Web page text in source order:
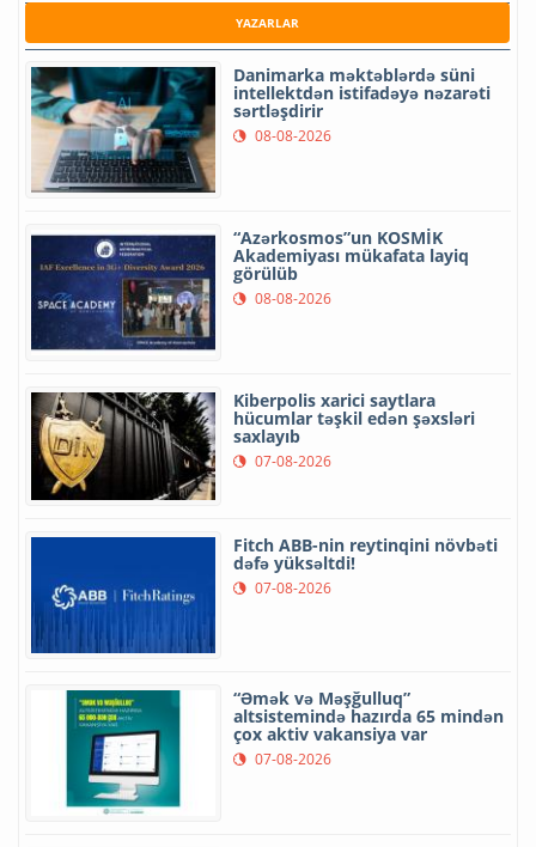
YAZARLAR
Danimarka məktəblərdə süni
intellektdən istifadəyə nəzarəti
sərtləşdirir
08-08-2026
“Azərkosmos”un KOSMİK
Akademiyası mükafata layiq
görülüb
08-08-2026
Kiberpolis xarici saytlara
hücumlar təşkil edən şəxsləri
saxlayıb
07-08-2026
Fitch ABB-nin reytinqini növbəti
dəfə yüksəltdi!
07-08-2026
“Əmək və Məşğulluq”
altsistemində hazırda 65 mindən
çox aktiv vakansiya var
07-08-2026